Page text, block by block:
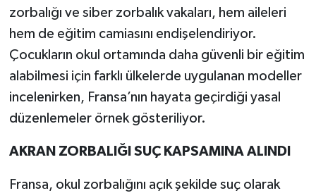
zorbalığı ve siber zorbalık vakaları, hem aileleri
hem de eğitim camiasını endişelendiriyor.
Çocukların okul ortamında daha güvenli bir eğitim
alabilmesi için farklı ülkelerde uygulanan modeller
incelenirken, Fransa’nın hayata geçirdiği yasal
düzenlemeler örnek gösteriliyor.
AKRAN ZORBALIĞI SUÇ KAPSAMINA ALINDI
Fransa, okul zorbalığını açık şekilde suç olarak